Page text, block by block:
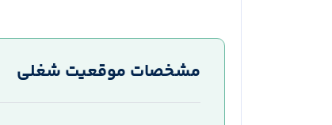
مشخصات موقعیت شغلی